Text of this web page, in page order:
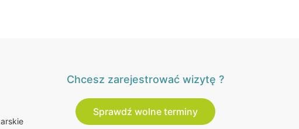
Chcesz zarejestrować wizytę ?
Sprawdź wolne terminy